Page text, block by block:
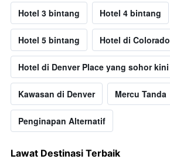
Hotel 3 bintang Hotel 4 bintang
Hotel 5 bintang Hotel di Colorado
Hotel di Denver Place yang sohor kini
Kawasan di Denver Mercu Tanda
Penginapan Alternatif
Lawat Destinasi Terbaik